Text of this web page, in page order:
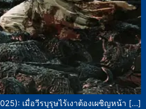
เมื่อวีรบุรุษไร้เงาต้องเผชิญหน้า […]